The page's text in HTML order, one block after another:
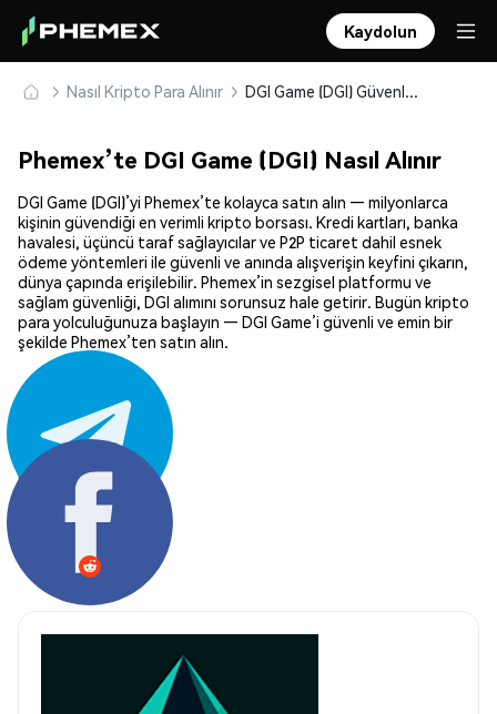
Kaydolun
Nasıl Kripto Para Alınır DGI Game (DGI) Güvenle Satın Alın ve Saklayın
Phemex’te DGI Game (DGI) Nasıl Alınır
DGI Game (DGI)’yi Phemex’te kolayca satın alın — milyonlarca
kişinin güvendiği en verimli kripto borsası. Kredi kartları, banka
havalesi, üçüncü taraf sağlayıcılar ve P2P ticaret dahil esnek
ödeme yöntemleri ile güvenli ve anında alışverişin keyfini çıkarın,
dünya çapında erişilebilir. Phemex’in sezgisel platformu ve
sağlam güvenliği, DGI alımını sorunsuz hale getirir. Bugün kripto
para yolculuğunuza başlayın — DGI Game’i güvenli ve emin bir
şekilde Phemex’ten satın alın.
Paylaş: